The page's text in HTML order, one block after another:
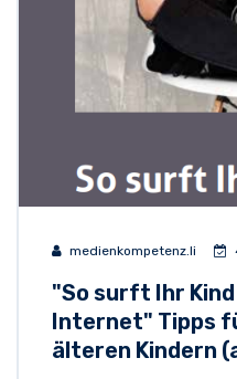
medienkompetenz.li
"So surft Ihr
Internet" Tipps
älteren Kindern